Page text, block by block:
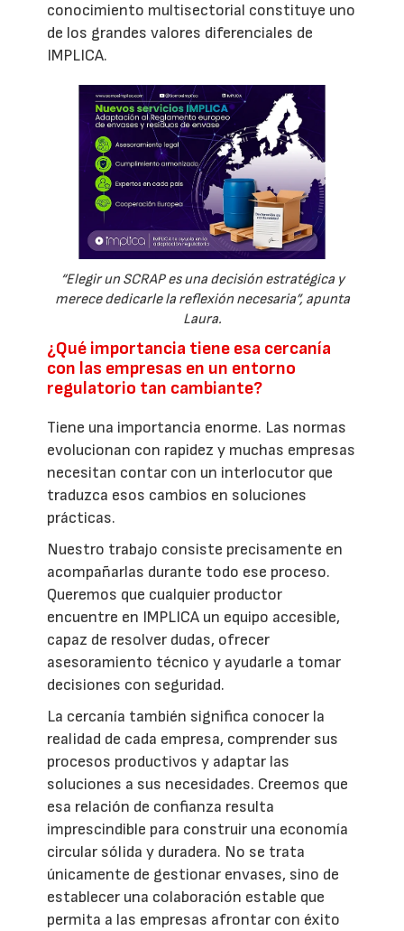
conocimiento multisectorial constituye uno
de los grandes valores diferenciales de
IMPLICA.
“Elegir un SCRAP es una decisión estratégica y
merece dedicarle la reflexión necesaria”, apunta
Laura.
¿Qué importancia tiene esa cercanía
con las empresas en un entorno
regulatorio tan cambiante?
Tiene una importancia enorme. Las normas
evolucionan con rapidez y muchas empresas
necesitan contar con un interlocutor que
traduzca esos cambios en soluciones
prácticas.
Nuestro trabajo consiste precisamente en
acompañarlas durante todo ese proceso.
Queremos que cualquier productor
encuentre en IMPLICA un equipo accesible,
capaz de resolver dudas, ofrecer
asesoramiento técnico y ayudarle a tomar
decisiones con seguridad.
La cercanía también significa conocer la
realidad de cada empresa, comprender sus
procesos productivos y adaptar las
soluciones a sus necesidades. Creemos que
esa relación de confianza resulta
imprescindible para construir una economía
circular sólida y duradera. No se trata
únicamente de gestionar envases, sino de
establecer una colaboración estable que
permita a las empresas afrontar con éxito